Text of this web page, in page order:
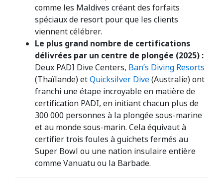
comme les Maldives créant des forfaits
spéciaux de resort pour que les clients
viennent célébrer.
Le plus grand nombre de certifications
délivrées par un centre de plongée (2025) :
Deux PADI Dive Centers, Ban’s Diving Resorts
(Thaïlande) etQuicksilver Dive(Australie) ont
franchi une étape incroyable en matière de
certification PADI, en initiant chacun plus de
300 000 personnes à la plongée sous-marine
et au monde sous-marin. Cela équivaut à
certifier trois foules à guichets fermés au
Super Bowl ou une nation insulaire entière
comme Vanuatu ou la Barbade.